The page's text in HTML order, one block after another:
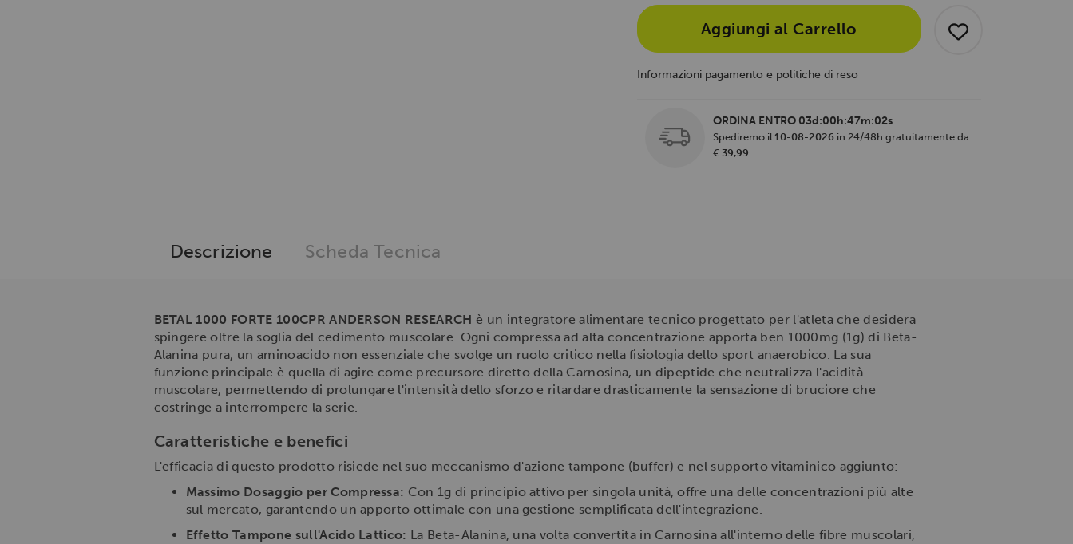
Aggiungi al Carrello
Informazioni pagamento e politiche di reso
ORDINA ENTRO 03d:00h:47m:01s
Spediremo il 10-08-2026 in 24/48h gratuitamente da
€ 39,99
Descrizione Scheda Tecnica
BETAL 1000 FORTE 100CPR ANDERSON RESEARCH è un integratore alimentare tecnico progettato per l'atleta che desidera
spingere oltre la soglia del cedimento muscolare. Ogni compressa ad alta concentrazione apporta ben 1000mg (1g) di Beta-
Alanina pura, un aminoacido non essenziale che svolge un ruolo critico nella fisiologia dello sport anaerobico. La sua
funzione principale è quella di agire come precursore diretto della Carnosina, un dipeptide che neutralizza l'acidità
muscolare, permettendo di prolungare l'intensità dello sforzo e ritardare drasticamente la sensazione di bruciore che
costringe a interrompere la serie.
Caratteristiche e benefici
L'efficacia di questo prodotto risiede nel suo meccanismo d'azione tampone (buffer) e nel supporto vitaminico aggiunto:
Massimo Dosaggio per Compressa: Con 1g di principio attivo per singola unità, offre una delle concentrazioni più alte
sul mercato, garantendo un apporto ottimale con una gestione semplificata dell'integrazione.
Effetto Tampone sull'Acido Lattico: La Beta-Alanina, una volta convertita in Carnosina all'interno delle fibre muscolari,